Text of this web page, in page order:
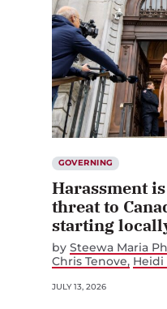
GOVERNING
Harassment
threat to
starting
by Steewa Maria
Chris Tenove Heidi
JULY 13, 2026